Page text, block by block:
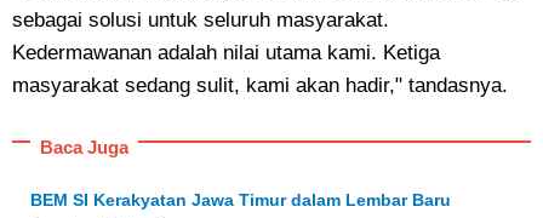
sebagai solusi untuk seluruh masyarakat.
Kedermawanan adalah nilai utama kami. Ketiga
masyarakat sedang sulit, kami akan hadir," tandasnya.
Baca Juga
BEM SI Kerakyatan Jawa Timur dalam Lembar Baru